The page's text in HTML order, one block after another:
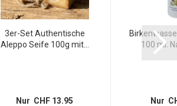
3er-Set Authentische
Aleppo Seife 100g mit...
Nur CHF 13.95
100 ml:
Nur